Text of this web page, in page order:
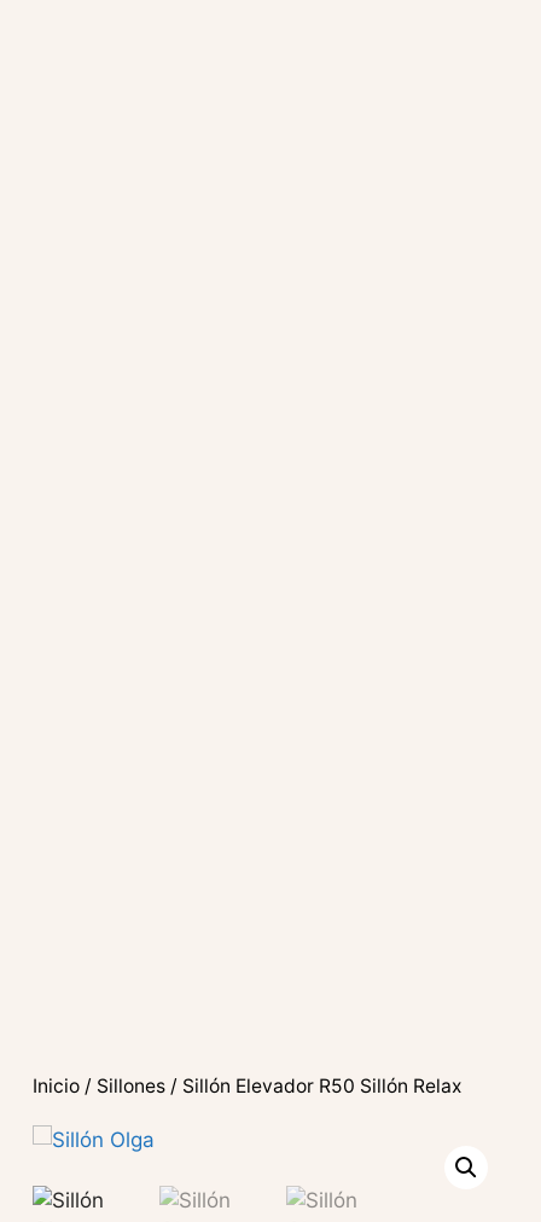
Inicio/ Sillones/ Sillón Elevador R50 Sillón Relax